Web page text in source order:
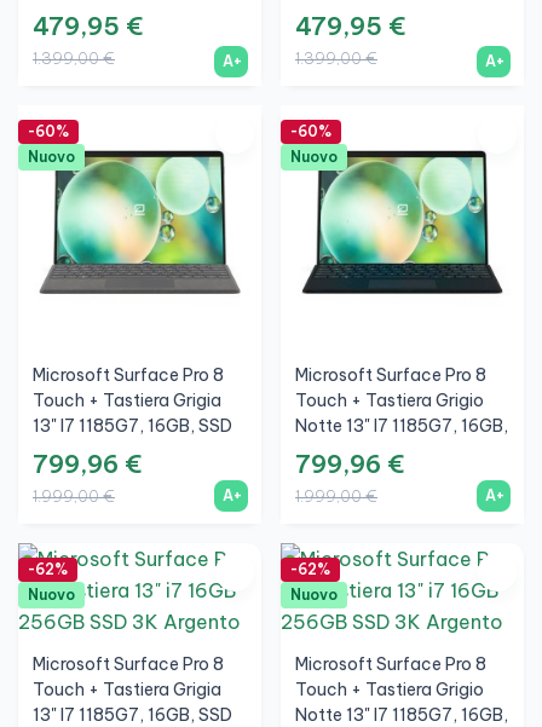
A+
479,95 €
1.399,00 € A+
A+
479,95 €
1.399,00 € A+
-60%
Nuovo
Microsoft Surface Pro 8
Touch + Tastiera Grigia
13" I7 1185G7, 16GB, SSD
1TB, 3K, Argento, A+
799,96 €
1.999,00 € A+
-60%
Nuovo
Microsoft Surface Pro 8
Touch + Tastiera Grigio
Notte 13" I7 1185G7, 16GB,
SSD 1TB, 3K, Argento, A+
799,96 €
1.999,00 € A+
-62%
Nuovo
Microsoft Surface Pro 8
Touch + Tastiera Grigia
13" I7 1185G7, 16GB, SSD
-62%
Nuovo
Microsoft Surface Pro 8
Touch + Tastiera Grigio
Notte 13" I7 1185G7, 16GB,